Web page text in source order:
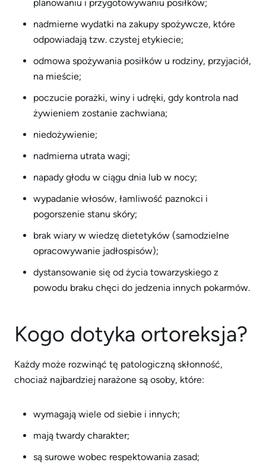
planowaniu i przygotowywaniu posiłków;
nadmierne wydatki na zakupy spożywcze, które
odpowiadają tzw. czystej etykiecie;
odmowa spożywania posiłków u rodziny, przyjaciół,
na mieście;
poczucie porażki, winy i udręki, gdy kontrola nad
żywieniem zostanie zachwiana;
niedożywienie;
nadmierna utrata wagi;
napady głodu w ciągu dnia lub w nocy;
wypadanie włosów, łamliwość paznokci i
pogorszenie stanu skóry;
brak wiary w wiedzę dietetyków (samodzielne
opracowywanie jadłospisów);
dystansowanie się od życia towarzyskiego z
powodu braku chęci do jedzenia innych pokarmów.
Kogo dotyka ortoreksja?
Każdy może rozwinąć tę patologiczną skłonność,
chociaż najbardziej narażone są osoby, które:
wymagają wiele od siebie i innych;
mają twardy charakter;
są surowe wobec respektowania zasad;